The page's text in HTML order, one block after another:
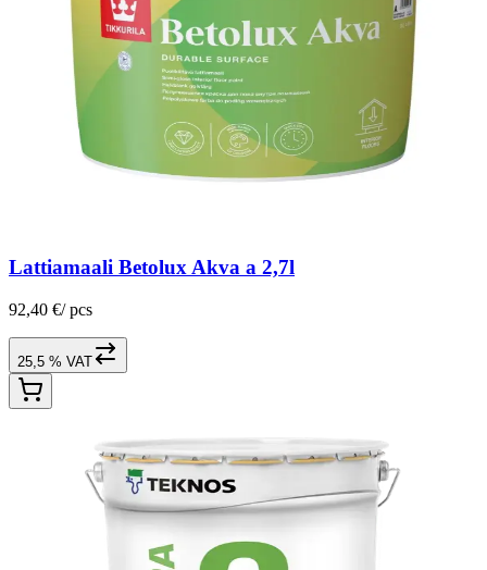
Lattiamaali Betolux Akva a 2,7l
92,40 €/ pcs
25,5 % VAT